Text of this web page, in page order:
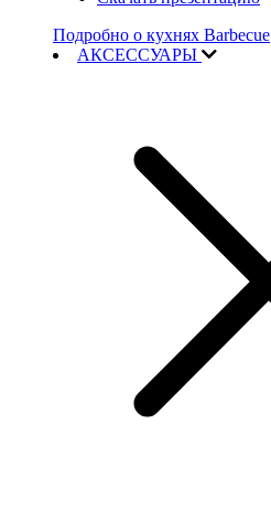
Подробно о кухнях Barbecue
АКСЕССУАРЫ